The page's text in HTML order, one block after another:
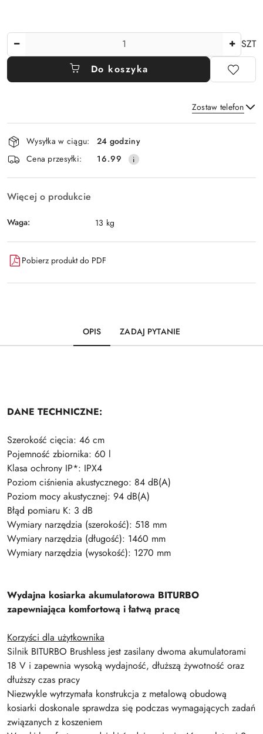
SZT
Do koszyka
Zostaw telefon
Wyślij
Dostępność
i
dostawa
Wysyłka w ciągu:
24 godziny
Cena przesyłki:
16.99
Więcej o produkcie
Waga: 13 kg
Pobierz produkt do PDF
OPIS ZADAJ PYTANIE
DANE TECHNICZNE:
Szerokość cięcia: 46 cm
Pojemność zbiornika: 60 l
Klasa ochrony IP*: IPX4
Poziom ciśnienia akustycznego: 84 dB(A)
Poziom mocy akustycznej: 94 dB(A)
Błąd pomiaru K: 3 dB
Wymiary narzędzia (szerokość): 518 mm
Wymiary narzędzia (długość): 1460 mm
Wymiary narzędzia (wysokość): 1270 mm
Wydajna kosiarka akumulatorowa BITURBO
zapewniająca komfortową i łatwą pracę
Korzyści dla użytkownika
Silnik BITURBO Brushless jest zasilany dwoma akumulatorami
18 V i zapewnia wysoką wydajność, dłuższą żywotność oraz
dłuższy czas pracy
Niezwykle wytrzymała konstrukcja z metalową obudową
kosiarki doskonale sprawdza się podczas wymagających zadań
związanych z koszeniem